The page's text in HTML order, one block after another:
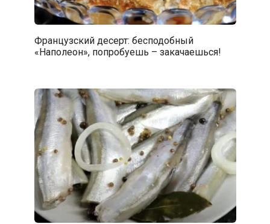
Французский десерт: бесподобный
«Наполеон», попробуешь – закачаешься!